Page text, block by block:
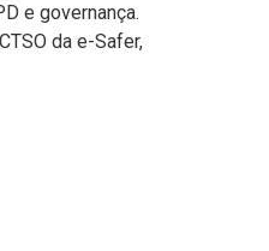
e governança.
da e-Safer,